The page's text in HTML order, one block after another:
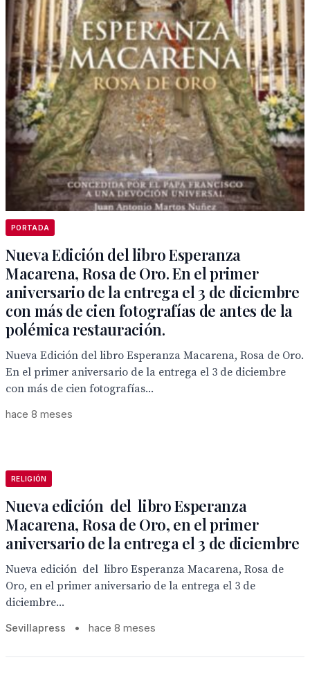
PORTADA
Nueva Edición del libro Esperanza
Macarena, Rosa de Oro. En el primer
aniversario de la entrega el 3 de diciembre
con más de cien fotografías de antes de la
polémica restauración.
Nueva Edición del libro Esperanza Macarena, Rosa de Oro.
En el primer aniversario de la entrega el 3 de diciembre
con más de cien fotografías...
hace 8 meses
RELIGIÓN
Nueva edición del libro Esperanza
Macarena, Rosa de Oro, en el primer
aniversario de la entrega el 3 de diciembre
Nueva edición del libro Esperanza Macarena, Rosa de
Oro, en el primer aniversario de la entrega el 3 de
diciembre...
Sevillapress • hace 8 meses